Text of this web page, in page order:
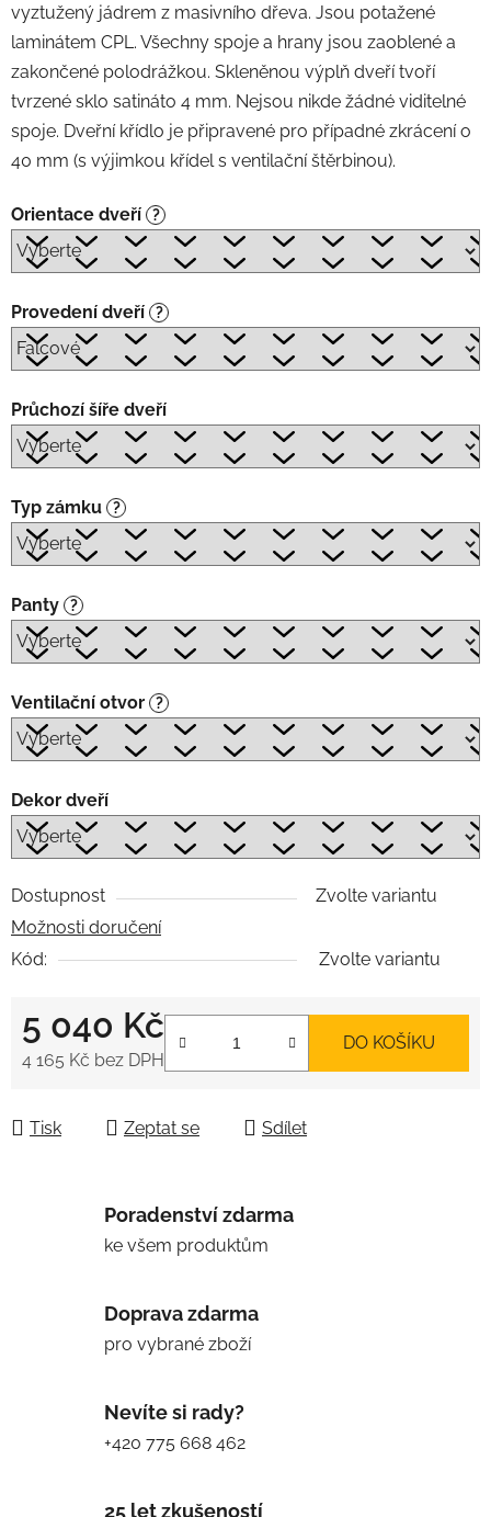
vyztužený jádrem z masivního dřeva. Jsou potažené
laminátem CPL. Všechny spoje a hrany jsou zaoblené a
zakončené polodrážkou. Skleněnou výplň dveří tvoří
tvrzené sklo satináto 4 mm. Nejsou nikde žádné viditelné
spoje. Dveřní křídlo je připravené pro případné zkrácení o
40 mm (s výjimkou křídel s ventilační štěrbinou).
Orientace dveří ?
Provedení dveří ?
Průchozí šíře dveří
Typ zámku ?
Panty ?
Ventilační otvor ?
Dekor dveří
Dostupnost
Zvolte variantu
Možnosti doručení
Kód:
Zvolte variantu
5 040 Kč
4 165 Kč bez DPH
DO KOŠÍKU
Tisk Zeptat se Sdílet
Poradenství zdarma
ke všem produktům
Doprava zdarma
pro vybrané zboží
Nevíte si rady?
+420 775 668 462
25 let zkušeností